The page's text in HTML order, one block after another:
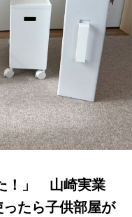
！」 山崎実業
たら子供部屋が